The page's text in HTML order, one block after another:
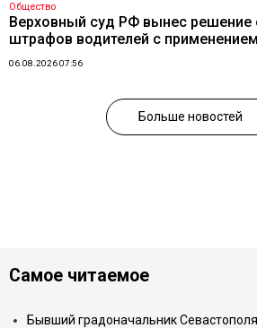
Общество
Верховный суд РФ вынес решение
штрафов водителей с
06.08.2026 07:56
Больше новостей
Самое читаемое
Бывший градоначальник